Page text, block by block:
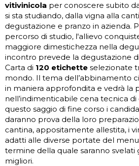
vitivinicola per conoscere subito
si sta studiando, dalla vigna alla
degustazione e pranzo in azienda.
percorso di studio, l'allievo
maggiore dimestichezza nella
incontro prevede la degustazione
Carta di 120 etichette selezionate
mondo. Il tema dell’abbinamento
in maniera approfondita e vedrà la
nell’indimenticabile cena tecnica
questo saggio di fine corso i
daranno prova della loro
cantina, appositamente allestita, i
adatti alle diverse portate del menu
termine della quale saranno svelati
migliori.